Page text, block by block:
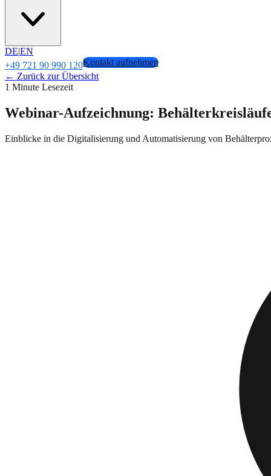
DE|EN
+49 721 90 990 120Kontakt aufnehmen
← Zurück zur Übersicht
1 Minute Lesezeit
Webinar-Aufzeichnung:
Einblicke in die Digitalisierung und Automatisierung von